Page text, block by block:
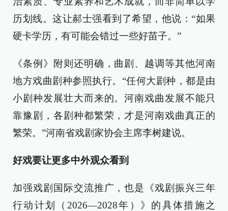
历划线。这让郝士强看到了希望，他说：“如果
硬卡学历，有可能会错过一些好苗子。”
《条例》附则还明确，曲剧、越调等其他河南
地方戏曲剧种参照执行。“任何大剧种，都是由
小剧种发展壮大而来的。河南戏曲发展不能只
靠豫剧，各剧种都繁荣，才是河南戏曲真正的
繁荣。”河南省戏剧家协会主席李树建说。
好戏要让更多中外观众看到
加强戏剧国际交流推广，也是《戏剧振兴三年
行动计划（2026—2028年）》的具体措施之